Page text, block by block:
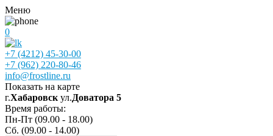
Меню
0
+7 (4212) 45-30-00
+7 (962) 220-80-46
info@frostline.ru
Показать на карте
г.Хабаровск ул.Доватора 5
Время работы:
Пн-Пт (09.00 - 18.00)
Сб. (09.00 - 14.00)